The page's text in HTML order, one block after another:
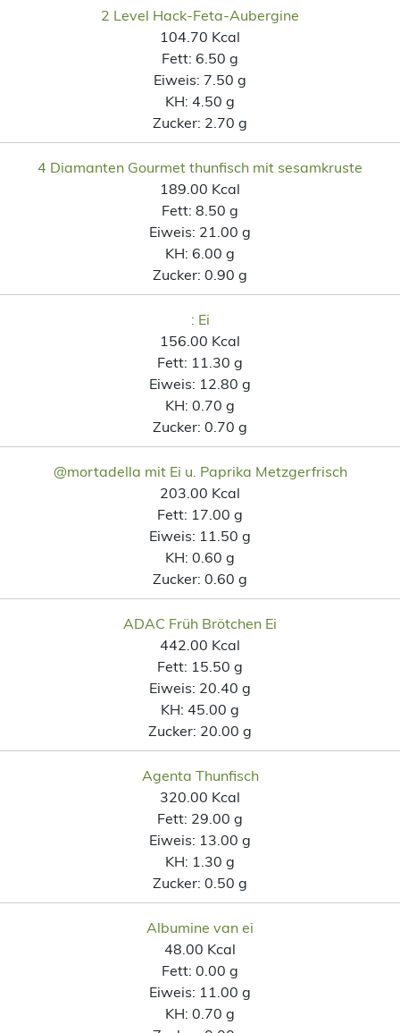
2 Level Hack-Feta-Aubergine
104.70 Kcal
Fett: 6.50 g
Eiweis: 7.50 g
KH: 4.50 g
Zucker: 2.70 g
4 Diamanten Gourmet thunfisch mit sesamkruste
189.00 Kcal
Fett: 8.50 g
Eiweis: 21.00 g
KH: 6.00 g
Zucker: 0.90 g
: Ei
156.00 Kcal
Fett: 11.30 g
Eiweis: 12.80 g
KH: 0.70 g
Zucker: 0.70 g
@mortadella mit Ei u. Paprika Metzgerfrisch
203.00 Kcal
Fett: 17.00 g
Eiweis: 11.50 g
KH: 0.60 g
Zucker: 0.60 g
ADAC Früh Brötchen Ei
442.00 Kcal
Fett: 15.50 g
Eiweis: 20.40 g
KH: 45.00 g
Zucker: 20.00 g
Agenta Thunfisch
320.00 Kcal
Fett: 29.00 g
Eiweis: 13.00 g
KH: 1.30 g
Zucker: 0.50 g
Albumine van ei
48.00 Kcal
Fett: 0.00 g
Eiweis: 11.00 g
KH: 0.70 g